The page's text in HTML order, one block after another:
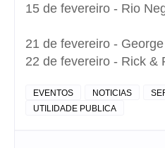
15 de fevereiro - Rio
21 de fevereiro -
22 de fevereiro - Rick &
EVENTOS NOTICIAS
UTILIDADE PUBLICA